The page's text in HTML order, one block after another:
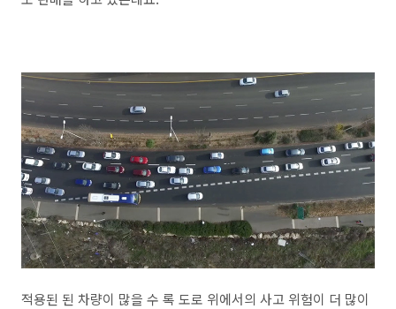
적용된 된 차량이 많을 수 록 도로 위에서의 사고 위험이 더 많이